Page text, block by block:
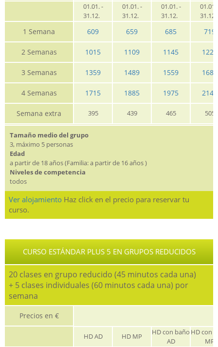
01.01. -
31.12.
01.01. -
31.12.
01.01. -
31.12.
01.01.
1 Semana 609 659 685 719
2 Semanas 1015 1109 1145 1229
3 Semanas 1359 1489 1559 1685
4 Semanas 1715 1885 1975 2149
Semana extra 395 439 465 505
Tamaño medio del grupo
3, máximo 5 personas
Edad
a partir de 18 años (Familia: a partir de 16 años )
Niveles de competencia
todos
Ver alojamiento Haz click en el precio para reservar tu
curso.
CURSO ESTÁNDAR PLUS 5 EN GRUPOS REDUCIDOS
20 clases en grupo reducido (45 minutos cada una)
+ 5 clases individuales (60 minutos cada una) por
semana
Precios en €
HD AD HD MP
HD con baño
AD
HD con
MP